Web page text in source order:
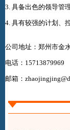
3. 具备出色的领导管
4. 具有较强的计划、
公司地址：郑州市金
电话：15713879969
邮箱：